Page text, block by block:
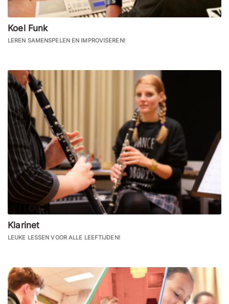
Koel Funk
LEREN SAMENSPELEN EN IMPROVISEREN!
Klarinet
LEUKE LESSEN VOOR ALLE LEEFTIJDEN!